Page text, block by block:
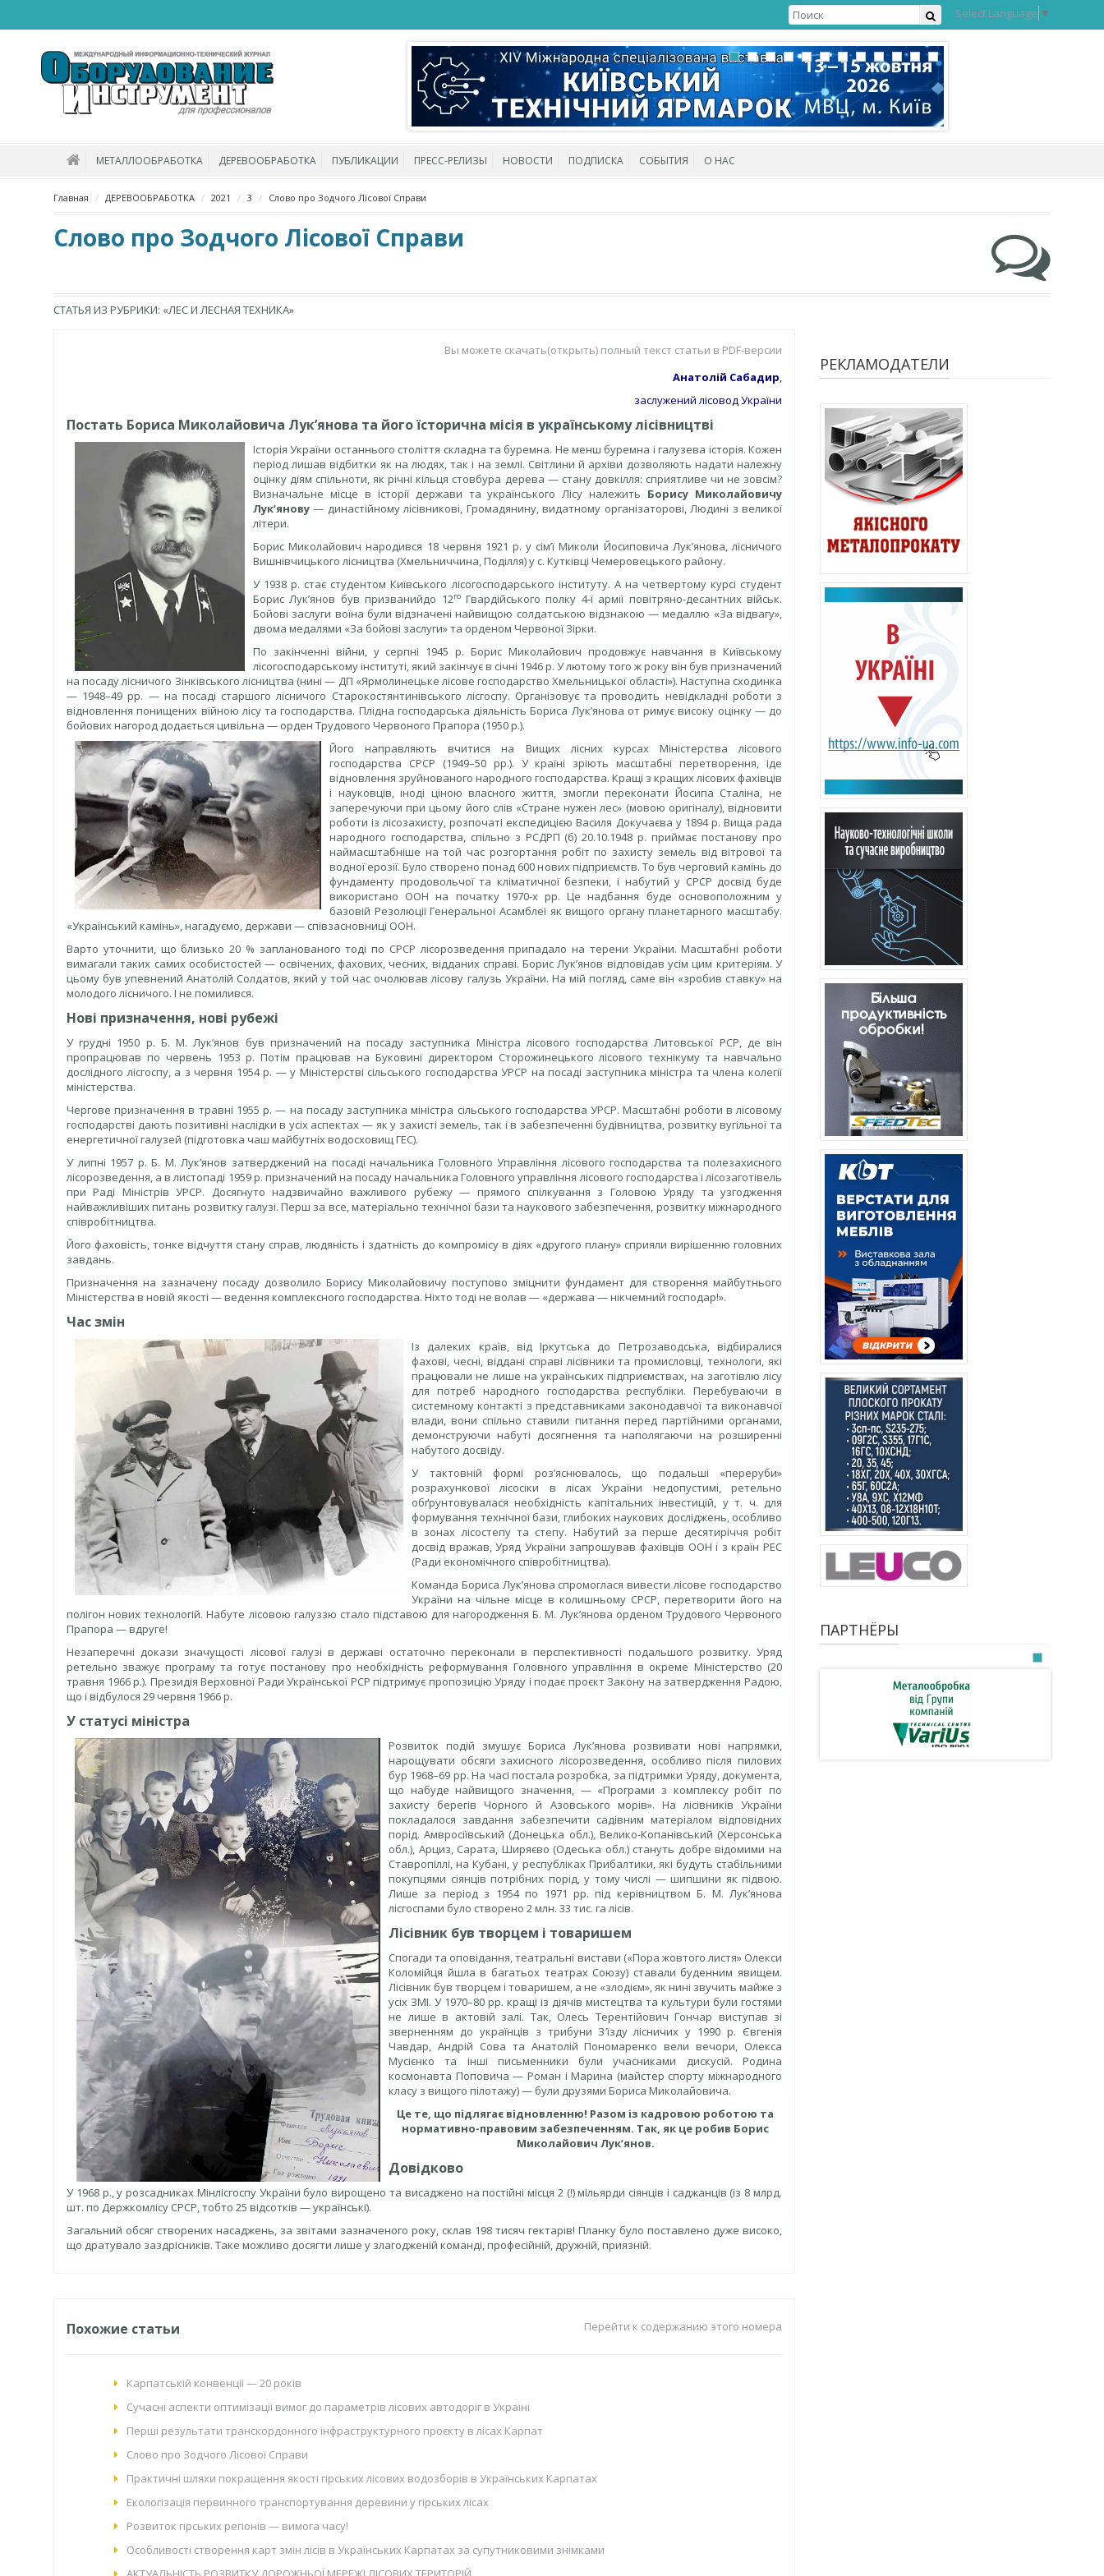
Select Language ▼
МЕТАЛЛООБРАБОТКА ДЕРЕВООБРАБОТКА ПУБЛИКАЦИИ ПРЕСС-РЕЛИЗЫ НОВОСТИ ПОДПИСКА СОБЫТИЯ О НАС
Главная ДЕРЕВООБРАБОТКА 2021 3 Слово про Зодчого Лісової Справи
Слово про Зодчого Лісової Справи
СТАТЬЯ ИЗ РУБРИКИ: «ЛЕС И ЛЕСНАЯ ТЕХНИКА»
Вы можете скачать(открыть) полный текст статьи в PDF-версии
Анатолій Сабадир,
заслужений лісовод України
Постать Бориса Миколайовича Лук’янова та його їсторична місія в українському лісівництві
Історія України останнього століття складна та буремна. Не менш буремна і галузева історія. Кожен
період лишав відбитки як на людях, так і на землі. Світлини й архіви дозволяють надати належну
оцінку діям спільноти, як річні кільця стовбура дерева — стану довкілля: сприятливе чи не зовсім?
Визначальне місце в історії держави та українського Лісу належить Борису Миколайовичу
Лук’янову — династійному лісівникові, Громадянину, видатному організаторові, Людині з великої
літери.
Борис Миколайович народився 18 червня 1921 р. у сім’ї Миколи Йосиповича Лук’янова, лісничого
Вишнівчицького лісництва (Хмельниччина, Поділля) у с. Кутківці Чемеровецького району.
У 1938 р. стає студентом Київського лісогосподарського інституту. А на четвертому курсі студент
Борис Лук’янов був призванийдо 12гоГвардійського полку 4‑ї армії повітряно-десантних військ.
Бойові заслуги воїна були відзначені найвищою солдатською відзнакою — медаллю «За відвагу»,
двома медалями «За бойові заслуги» та орденом Червоної Зірки.
По закінченні війни, у серпні 1945 р. Борис Миколайович продовжує навчання в Київському
лісогосподарському інституті, який закінчує в січні 1946 р. У лютому того ж року він був призначений
на посаду лісничого Зінківського лісництва (нині — ДП «Ярмолинецьке лісове господарство Хмельницької області»). Наступна сходинка
— 1948–49 рр. — на посаді старшого лісничого Старокостянтинівського лісгоспу. Організовує та проводить невідкладні роботи з
відновлення понищених війною лісу та господарства. Плідна господарська діяльність Бориса Лук’янова от римує високу оцінку — до
бойових нагород додається цивільна — орден Трудового Червоного Прапора (1950 р.).
Його направляють вчитися на Вищих лісних курсах Міністерства лісового
господарства СРСР (1949–50 рр.). У країні зріють масштабні перетворення, іде
відновлення зруйнованого народного господарства. Кращі з кращих лісових фахівців
і науковців, іноді ціною власного життя, змогли переконати Йосипа Сталіна, не
заперечуючи при цьому його слів «Стране нужен лес» (мовою оригіналу), відновити
роботи із лісозахисту, розпочаті експедицією Василя Докучаєва у 1894 р. Вища рада
народного господарства, спільно з РСДРП (б) 20.10.1948 р. приймає постанову про
наймасштабніше на той час розгортання робіт по захисту земель від вітрової та
водної ерозії. Було створено понад 600 нових підприємств. То був черговий камінь до
фундаменту продовольчої та кліматичної безпеки, і набутий у СРСР досвід буде
використано ООН на початку 1970‑х рр. Це надбання буде основоположним у
базовій Резолюції Генеральної Асамблеї як вищого органу планетарного масштабу.
«Український камінь», нагадуємо, держави — співзасновниці ООН.
Варто уточнити, що близько 20 % запланованого тоді по СРСР лісорозведення припадало на терени України. Масштабні роботи
вимагали таких самих особистостей — освічених, фахових, чесних, відданих справі. Борис Лук’янов відповідав усім цим критеріям. У
цьому був упевнений Анатолій Солдатов, який у той час очолював лісову галузь України. На мій погляд, саме він «зробив ставку» на
молодого лісничого. І не помилився.
Нові призначення, нові рубежі
У грудні 1950 р. Б. М. Лук’янов був призначений на посаду заступника Міністра лісового господарства Литовської РСР, де він
пропрацював по червень 1953 р. Потім працював на Буковині директором Сторожинецького лісового технікуму та навчально
дослідного лісгоспу, а з червня 1954 р. — у Міністерстві сільського господарства УРСР на посаді заступника міністра та члена колегії
міністерства.
Чергове призначення в травні 1955 р. — на посаду заступника міністра сільського господарства УРСР. Масштабні роботи в лісовому
господарстві дають позитивні наслідки в усіх аспектах — як у захисті земель, так і в забезпеченні будівництва, розвитку вугільної та
енергетичної галузей (підготовка чаш майбутніх водосховищ ГЕС).
У липні 1957 р. Б. М. Лук’янов затверджений на посаді начальника Головного Управління лісового господарства та полезахисного
лісорозведення, а в листопаді 1959 р. призначений на посаду начальника Головного управління лісового господарства і лісозаготівель
при Раді Міністрів УРСР. Досягнуто надзвичайно важливого рубежу — прямого спілкування з Головою Уряду та узгодження
найважливіших питань розвитку галузі. Перш за все, матеріально технічної бази та наукового забезпечення, розвитку міжнародного
співробітництва.
Його фаховість, тонке відчуття стану справ, людяність і здатність до компромісу в діях «другого плану» сприяли вирішенню головних
завдань.
Призначення на зазначену посаду дозволило Борису Миколайовичу поступово зміцнити фундамент для створення майбутнього
Міністерства в новій якості — ведення комплексного господарства. Ніхто тоді не волав — «держава — нікчемний господар!».
Час змін
Із далеких країв, від Іркутська до Петрозаводська, відбиралися
фахові, чесні, віддані справі лісівники та промисловці, технологи, які
працювали не лише на українських підприємствах, на заготівлю лісу
для потреб народного господарства республіки. Перебуваючи в
системному контакті з представниками законодавчої та виконавчої
влади, вони спільно ставили питання перед партійними органами,
демонструючи набуті досягнення та наполягаючи на розширенні
набутого досвіду.
У тактовній формі роз’яснювалось, що подальші «переруби»
розрахункової лісосіки в лісах України недопустимі, ретельно
обґрунтовувалася необхідність капітальних інвестицій, у т. ч. для
формування технічної бази, глибоких наукових досліджень, особливо
в зонах лісостепу та степу. Набутий за перше десятиріччя робіт
досвід вражав, Уряд України запрошував фахівців ООН і з країн РЕС
(Ради економічного співробітництва).
Команда Бориса Лук’янова спромоглася вивести лісове господарство
України на чільне місце в колишньому СРСР, перетворити його на
полігон нових технологій. Набуте лісовою галуззю стало підставою для нагородження Б. М. Лук’янова орденом Трудового Червоного
Прапора — вдруге!
Незаперечні докази значущості лісової галузі в державі остаточно переконали в перспективності подальшого розвитку. Уряд
ретельно зважує програму та готує постанову про необхідність реформування Головного управління в окреме Міністерство (20
травня 1966 р.). Президія Верховної Ради Української РСР підтримує пропозицію Уряду і подає проєкт Закону на затвердження Радою,
що і відбулося 29 червня 1966 р.
У статусі міністра
Розвиток подій змушує Бориса Лук’янова розвивати нові напрямки,
нарощувати обсяги захисного лісорозведення, особливо після пилових
бур 1968–69 рр. На часі постала розробка, за підтримки Уряду, документа,
що набуде найвищого значення, — «Програми з комплексу робіт по
захисту берегів Чорного й Азовського морів». На лісівників України
покладалося завдання забезпечити садівним матеріалом відповідних
порід. Амвросіївський (Донецька обл.), Велико-Копанівський (Херсонська
обл.), Арциз, Сарата, Ширяєво (Одеська обл.) стануть добре відомими на
Ставропіллі, на Кубані, у республіках Прибалтики, які будуть стабільними
покупцями сіянців потрібних порід, у тому числі — шипшини як підвою.
Лише за період з 1954 по 1971 рр. під керівництвом Б. М. Лук’янова
лісгоспами було створено 2 млн. 33 тис. га лісів.
Лісівник був творцем і товаришем
Спогади та оповідання, театральні вистави («Пора жовтого листя» Олекси
Коломійця йшла в багатьох театрах Союзу) ставали буденним явищем.
Лісівник був творцем і товаришем, а не «злодієм», як нині звучить майже з
усіх ЗМІ. У 1970–80 рр. кращі із діячів мистецтва та культури були гостями
не лише в актовій залі. Так, Олесь Терентійович Гончар виступав зі
зверненням до українців з трибуни З’їзду лісничих у 1990 р. Євгенія
Чавдар, Андрій Сова та Анатолій Пономаренко вели вечори, Олекса
Мусієнко та інші письменники були учасниками дискусій. Родина
космонавта Поповича — Роман і Марина (майстер спорту міжнародного
класу з вищого пілотажу) — були друзями Бориса Миколайовича.
Це те, що підлягає відновленню! Разом із кадровою роботою та
нормативно-правовим забезпеченням. Так, як це робив Борис
Миколайович Лук’янов.
Довідково
У 1968 р., у розсадниках Мінлісгоспу України було вирощено та висаджено на постійні місця 2 (!) мільярди сіянців і саджанців (із 8 млрд.
шт. по Держкомлісу СРСР, тобто 25 відсотків — українські).
Загальний обсяг створених насаджень, за звітами зазначеного року, склав 198 тисяч гектарів! Планку було поставлено дуже високо,
що дратувало заздрісників. Таке можливо досягти лише у злагодженій команді, професійній, дружній, приязній.
Похожие статьи Перейти к содержанию этого номера
Карпатській конвенції — 20 років
Сучасні аспекти оптимізації вимог до параметрів лісових автодоріг в Україні
Перші результати транскордонного інфраструктурного проєкту в лісах Карпат
Слово про Зодчого Лісової Справи
Практичні шляхи покращення якості гірських лісових водозборів в Українських Карпатах
Екологізація первинного транспортування деревини у гірських лісах
Розвиток гірських регіонів — вимога часу!
Особливості створення карт змін лісів в Українських Карпатах за супутниковими знімками
РЕКЛАМОДАТЕЛИ
ПАРТНЁРЫ